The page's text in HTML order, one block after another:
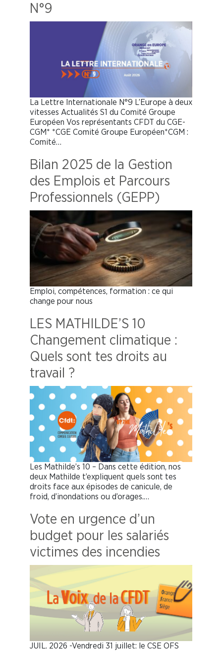
N°9
La Lettre Internationale N°9 L’Europe à deux
vitesses Actualités S1 du Comité Groupe
Européen Vos représentants CFDT du CGE-
CGM* *CGE Comité Groupe Européen*CGM :
Comité…
Bilan 2025 de la Gestion
des Emplois et Parcours
Professionnels (GEPP)
Emploi, compétences, formation : ce qui
change pour nous
LES MATHILDE’S 10
Changement climatique :
Quels sont tes droits au
travail ?
Les Mathilde’s 10 – Dans cette édition, nos
deux Mathilde t’expliquent quels sont tes
droits face aux épisodes de canicule, de
froid, d’inondations ou d’orages.…
Vote en urgence d’un
budget pour les salariés
victimes des incendies
JUIL. 2026 -Vendredi 31 juillet: le CSE OFS